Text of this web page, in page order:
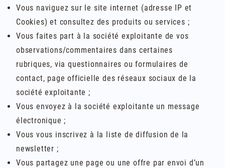
Vous naviguez sur le site internet (adresse IP et
Cookies) et consultez des produits ou services ;
Vous faites part à la société exploitante de vos
observations/commentaires dans certaines
rubriques, via questionnaires ou formulaires de
contact, page officielle des réseaux sociaux de la
société exploitante ;
Vous envoyez à la société exploitante un message
électronique ;
Vous vous inscrivez à la liste de diffusion de la
newsletter ;
Vous partagez une page ou une offre par envoi d’un